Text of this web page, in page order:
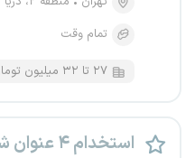
تمام وقت
۲۷ تا ۳۲ میلیون تومان
استخدام ۴ عنوان شغلی